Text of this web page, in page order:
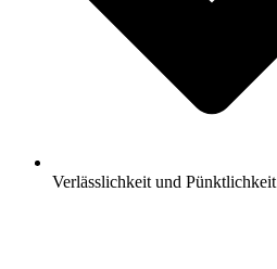
Verlässlichkeit und Pünktlichkeit